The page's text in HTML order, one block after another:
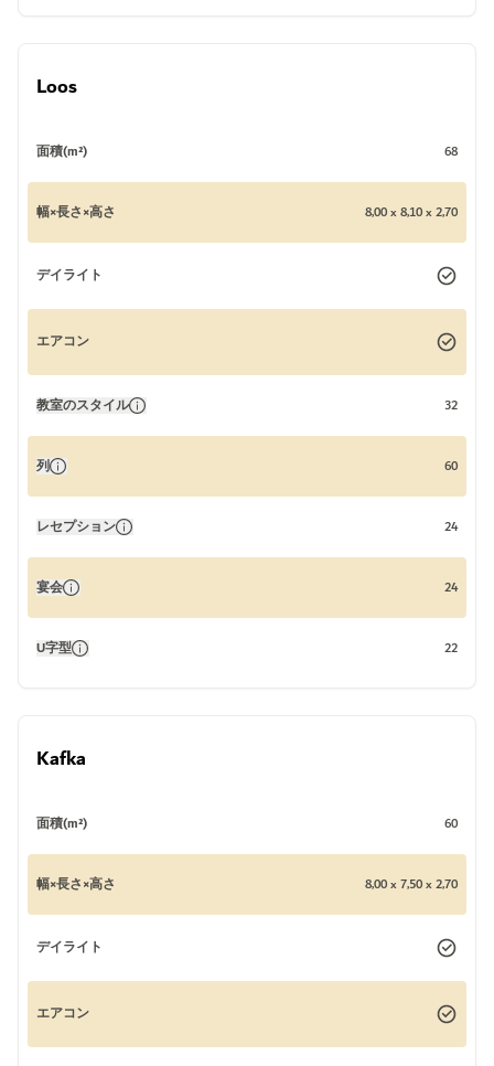
Loos
面積(m²) 68
幅×長さ×高さ 8,00 x 8,10 x 2,70
デイライト
エアコン
教室のスタイル 32
列 60
レセプション 24
宴会 24
U字型 22
Kafka
面積(m²) 60
幅×長さ×高さ 8,00 x 7,50 x 2,70
デイライト
エアコン